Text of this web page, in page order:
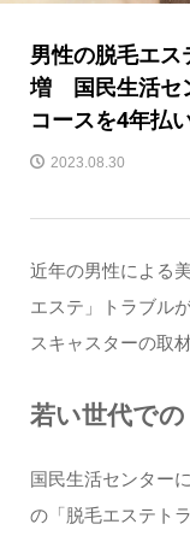
男性の脱毛エ
増 国民生活セ
コースを4年払
2023.08.30
近年の男性による
エステ」トラブル
スキャスターの取
若い世代で
国民生活センター
の「脱毛エステト